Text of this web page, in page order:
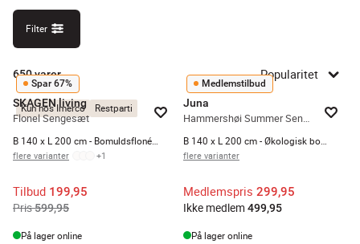
Filter
650varer Popularitet
Kun hos Imerco Restparti
Spar 67%
SKAGEN living
Flonel Sengesæt
flere varianter +1
Tilbud 199,95
Pris599,95
På lager online
Medlemstilbud
Juna
Hammershøi Summer Sengetøj
flere varianter
Medlemspris 299,95
Ikke medlem 499,95
På lager online